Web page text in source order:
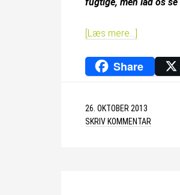
[Læs mere…]
Share
26. OKTOBER 2013
SKRIV KOMMENTAR